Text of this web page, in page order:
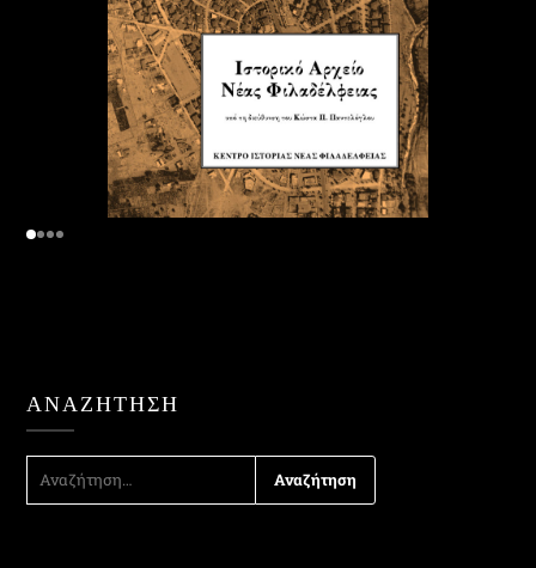
ΑΝΑΖΉΤΗΣΗ
ΑΝΑΖΉΤΗΣΗ
ΓΙΑ: